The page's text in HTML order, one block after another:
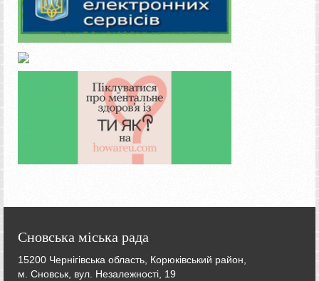
Сновська міська рада
15200 Чернігівська область, Корюківський район,
м. Сновськ, вул. Незалежності, 19